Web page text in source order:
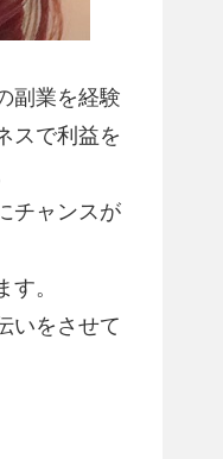
副業を経験
スで利益を
チャンスが
す。
いをさせて